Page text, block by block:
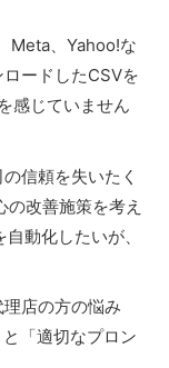
Meta、Yahoo!な
ードしたCSVを
感じていません
信頼を失いたく
改善施策を考え
動化したいが、
店の方の悩み
「適切なプロン